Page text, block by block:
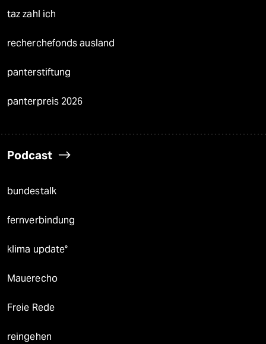
taz zahl ich
recherchefonds ausland
panterstiftung
panterpreis 2026
Podcast
bundestalk
fernverbindung
klima update°
Mauerecho
Freie Rede
reingehen